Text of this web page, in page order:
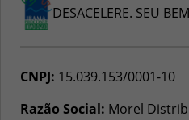
DESACELERE. SEU
CNPJ: 15.039.153/0001-10
Razão Social: Morel